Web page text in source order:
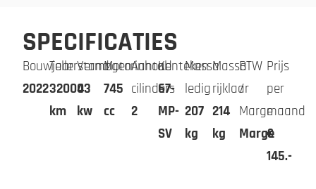
SPECIFICATIES
Bouwjaar
2022
Tellerstand
32000
km
Vermogen
43
kw
Motorinhoud
745
cc
Aantal
cilinders
2
Kenteken
67-
MP-
SV
Massa
ledig
207
kg
Massa
rijklaar
214
kg
BTW
/
Marge
Marge
Prijs
per
maand
€
145.-